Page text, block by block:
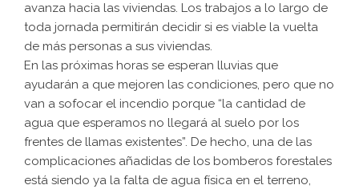
avanza hacia las viviendas. Los trabajos a lo largo de
toda jornada permitirán decidir si es viable la vuelta
de más personas a sus viviendas.
En las próximas horas se esperan lluvias que
ayudarán a que mejoren las condiciones, pero que no
van a sofocar el incendio porque “la cantidad de
agua que esperamos no llegará al suelo por los
frentes de llamas existentes”. De hecho, una de las
complicaciones añadidas de los bomberos forestales
está siendo ya la falta de agua física en el terreno,